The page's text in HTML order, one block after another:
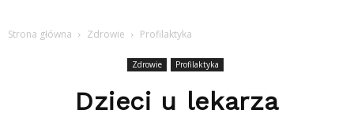
Strona główna Zdrowie Profilaktyka
Zdrowie Profilaktyka
Dzieci u lekarza